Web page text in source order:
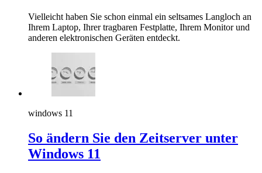
Vielleicht haben Sie schon einmal ein seltsames Langloch an
Ihrem Laptop, Ihrer tragbaren Festplatte, Ihrem Monitor und
anderen elektronischen Geräten entdeckt.
windows 11
So ändern Sie den Zeitserver unter
Windows 11